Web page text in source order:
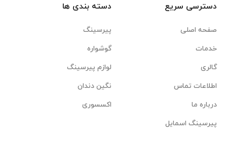
دسترسی سریع
صفحه اصلی
خدمات
گالری
اطلاعات تماس
درباره ما
پیرسینگ اسمایل
دسته بندی ها
پیرسینگ
گوشواره
لوازم پیرسینگ
نگین دندان
اکسسوری